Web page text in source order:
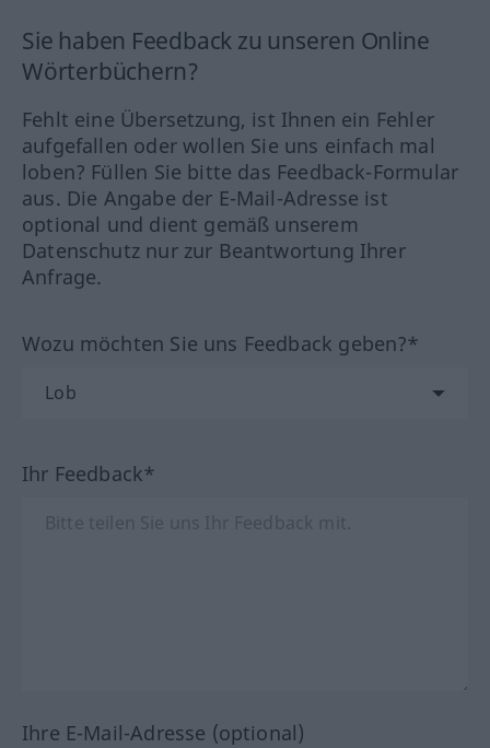
Sie haben Feedback zu unseren Online
Wörterbüchern?
Fehlt eine Übersetzung, ist Ihnen ein Fehler
aufgefallen oder wollen Sie uns einfach mal
loben? Füllen Sie bitte das Feedback-Formular
aus. Die Angabe der E-Mail-Adresse ist
optional und dient gemäß unserem
Datenschutz nur zur Beantwortung Ihrer
Anfrage.
Wozu möchten Sie uns Feedback geben?*
Ihr Feedback*
Ihre E-Mail-Adresse (optional)